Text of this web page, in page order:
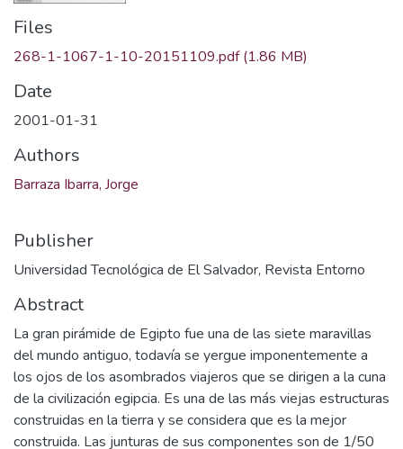
Files
268-1-1067-1-10-20151109.pdf(1.86 MB)
Date
2001-01-31
Authors
Barraza Ibarra, Jorge
Publisher
Universidad Tecnológica de El Salvador, Revista Entorno
Abstract
La gran pirámide de Egipto fue una de las siete maravillas
del mundo antiguo, todavía se yergue imponentemente a
los ojos de los asombrados viajeros que se dirigen a la cuna
de la civilización egipcia. Es una de las más viejas estructuras
construidas en la tierra y se considera que es la mejor
construida. Las junturas de sus componentes son de 1/50